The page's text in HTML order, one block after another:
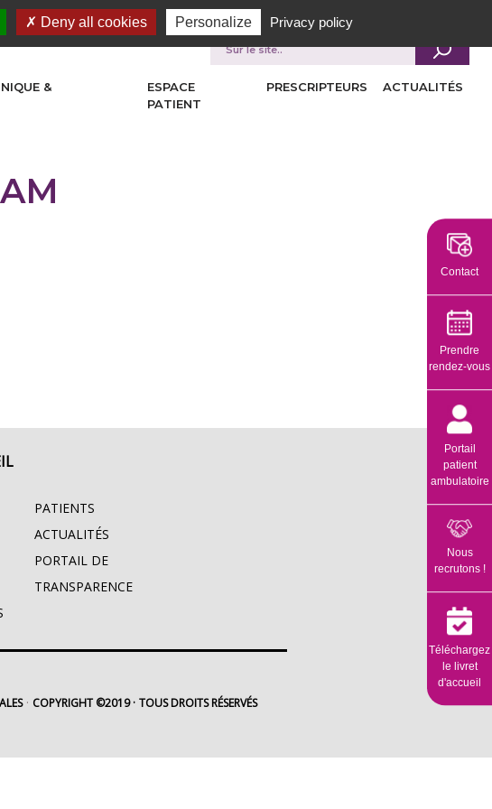
&
ESPACE
PATIENT
PRESCRIPTEURS ACTUALITÉS
Je recherche
Contact
Prendre
rendez-vous
Portail
patient
ambulatoire
Nous
recrutons !
Téléchargez
le livret
d'accueil
PATIENTS
ACTUALITÉS
PORTAIL DE
TRANSPARENCE
COPYRIGHT ©2019 TOUS DROITS RÉSERVÉS
Deny all cookies Personalize Privacy policy